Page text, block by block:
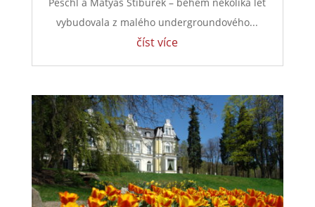
vybudovala z malého undergroundového...
číst více